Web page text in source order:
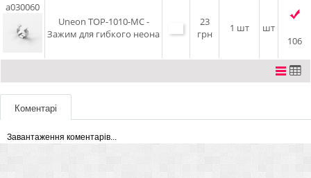
a030060
Uneon TOP-1010-MC -
Зажим для гибкого неона
23
грн
1 шт
шт
106
Коментарі
Завантаження коментарів...